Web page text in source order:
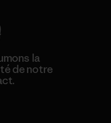
la
de notre